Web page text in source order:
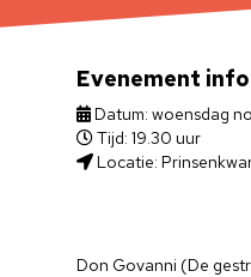
Don Govanni (De
Evenement info
Datum: woensdag
Tijd: 19.30 uur
Locatie: